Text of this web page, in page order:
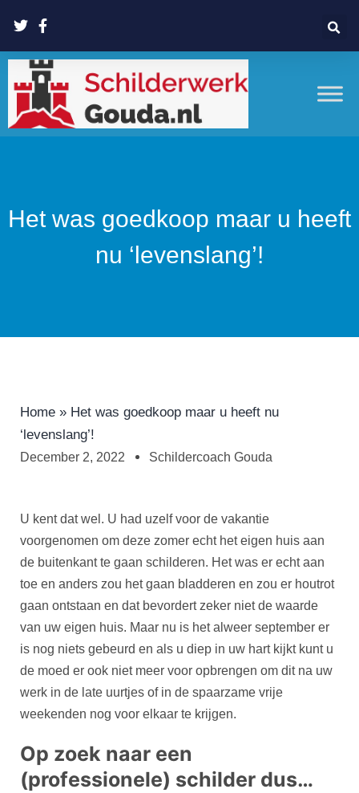
Het was goedkoop maar u heeft
nu ‘levenslang’!
Home » Het was goedkoop maar u heeft nu
‘levenslang’!
December 2, 2022 Schildercoach Gouda
U kent dat wel. U had uzelf voor de vakantie
voorgenomen om deze zomer echt het eigen huis aan
de buitenkant te gaan schilderen. Het was er echt aan
toe en anders zou het gaan bladderen en zou er houtrot
gaan ontstaan en dat bevordert zeker niet de waarde
van uw eigen huis. Maar nu is het alweer september er
is nog niets gebeurd en als u diep in uw hart kijkt kunt u
de moed er ook niet meer voor opbrengen om dit na uw
werk in de late uurtjes of in de spaarzame vrije
weekenden nog voor elkaar te krijgen.
Op zoek naar een
(professionele) schilder dus…